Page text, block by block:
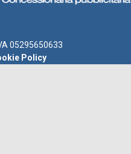
05295650633
Policy